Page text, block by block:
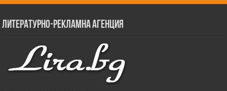
Литературно-рекламна агенция